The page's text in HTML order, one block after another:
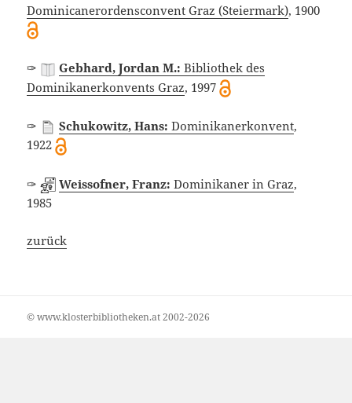
Dominicanerordensconvent Graz (Steiermark), 1900
✑ Gebhard, Jordan M.:Bibliothek des
Dominikanerkonvents Graz, 1997
✑ Schukowitz, Hans:Dominikanerkonvent,
1922
✑ Weissofner, Franz:Dominikaner in Graz,
1985
zurück
© www.klosterbibliotheken.at 2002-2026